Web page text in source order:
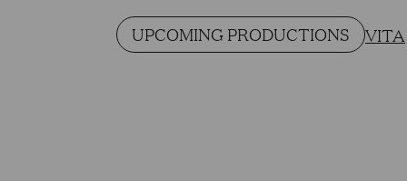
UPCOMING PRODUCTIONS VITA